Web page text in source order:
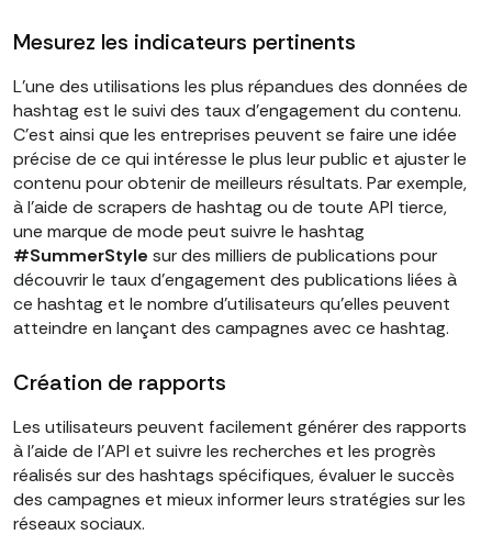
Mesurez les indicateurs pertinents
L'une des utilisations les plus répandues des données de
hashtag est le suivi des taux d'engagement du contenu.
C'est ainsi que les entreprises peuvent se faire une idée
précise de ce qui intéresse le plus leur public et ajuster le
contenu pour obtenir de meilleurs résultats. Par exemple,
à l'aide de scrapers de hashtag ou de toute API tierce,
une marque de mode peut suivre le hashtag
#SummerStyle sur des milliers de publications pour
découvrir le taux d'engagement des publications liées à
ce hashtag et le nombre d'utilisateurs qu'elles peuvent
atteindre en lançant des campagnes avec ce hashtag.
Création de rapports
Les utilisateurs peuvent facilement générer des rapports
à l'aide de l'API et suivre les recherches et les progrès
réalisés sur des hashtags spécifiques, évaluer le succès
des campagnes et mieux informer leurs stratégies sur les
réseaux sociaux.